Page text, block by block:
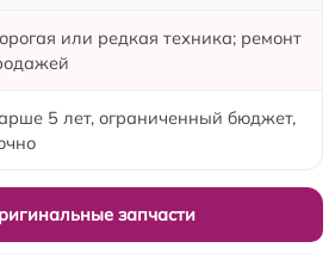
или редкая техника; ремонт
5 лет, ограниченный бюджет,
запчасти